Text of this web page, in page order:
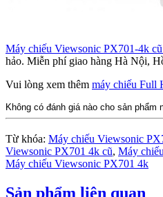
Máy chiếu Viewsonic PX701-4k cũ
hảo. Miễn phí giao hàng Hà Nội,
Vui lòng xem thêm máy chiếu Full
Không có đánh giá nào cho sản phẩm
Từ khóa: Máy chiếu Viewsonic
Viewsonic PX701 4k cũ, Máy
Máy chiếu Viewsonic PX701 4k
Sản phẩm liên quan